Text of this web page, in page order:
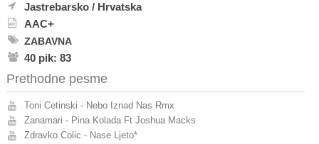
Jastrebarsko / Hrvatska
AAC+
ZABAVNA
40 pik: 83
Prethodne pesme
Toni Cetinski - Nebo Iznad Nas Rmx
Zanamari - Pina Kolada Ft Joshua Macks
Zdravko Colic - Nase Ljeto*